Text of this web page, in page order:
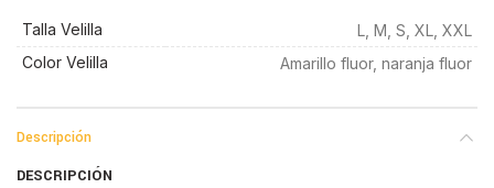
Talla Velilla
L, M, S, XL, XXL
Color Velilla
Amarillo fluor, naranja fluor
Descripción
DESCRIPCIÓN